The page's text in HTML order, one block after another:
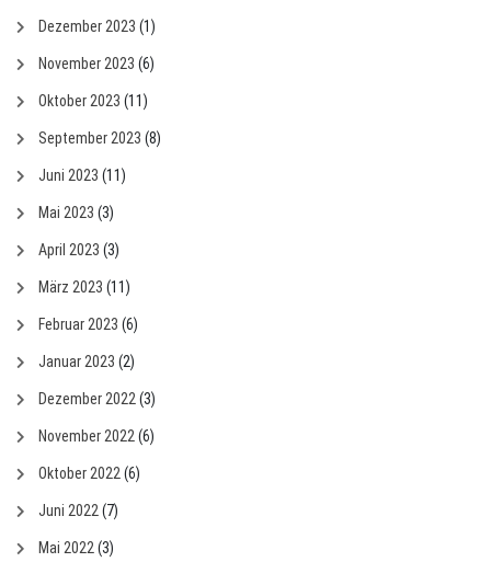
Dezember 2023 (1)
November 2023 (6)
Oktober 2023 (11)
September 2023 (8)
Juni 2023 (11)
Mai 2023 (3)
April 2023 (3)
März 2023 (11)
Februar 2023 (6)
Januar 2023 (2)
Dezember 2022 (3)
November 2022 (6)
Oktober 2022 (6)
Juni 2022 (7)
Mai 2022 (3)